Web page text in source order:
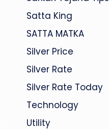
Satta King
SATTA MATKA
Silver Price
Silver Rate
Silver Rate Today
Technology
Utility